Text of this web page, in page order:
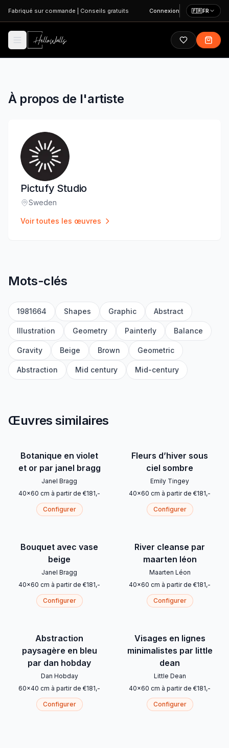
Aller au contenu principal
Fabriqué sur commande Conseils gratuits Connexion 🇫🇷FR
À propos de l'artiste
Pictufy Studio
Lieu:
Sweden
Voir toutes les œuvres
Mots-clés
1981664 Shapes Graphic Abstract
Illustration Geometry Painterly Balance
Gravity Beige Brown Geometric
Abstraction Mid century Mid-century
Œuvres similaires
Botanique en violet
et or par janel bragg
Janel Bragg
40x60 cm à partir de €181,-
Configurer
Fleurs d’hiver sous
ciel sombre
Emily Tingey
40x60 cm à partir de €181,-
Configurer
Bouquet avec vase
beige
Janel Bragg
40x60 cm à partir de €181,-
Configurer
River cleanse par
maarten léon
Maarten Léon
40x60 cm à partir de €181,-
Configurer
Abstraction
paysagère en bleu
par dan hobday
Dan Hobday
60x40 cm à partir de €181,-
Configurer
Visages en lignes
minimalistes par little
dean
Little Dean
40x60 cm à partir de €181,-
Configurer